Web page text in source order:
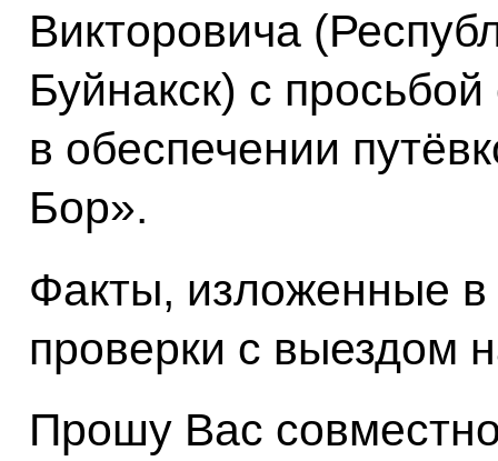
Викторовича
Буйнакск) с
в обеспечении
Бор».
Факты, изложенные
проверки с выездом
Прошу Вас